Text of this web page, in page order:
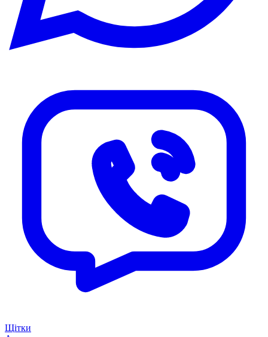
Щітки